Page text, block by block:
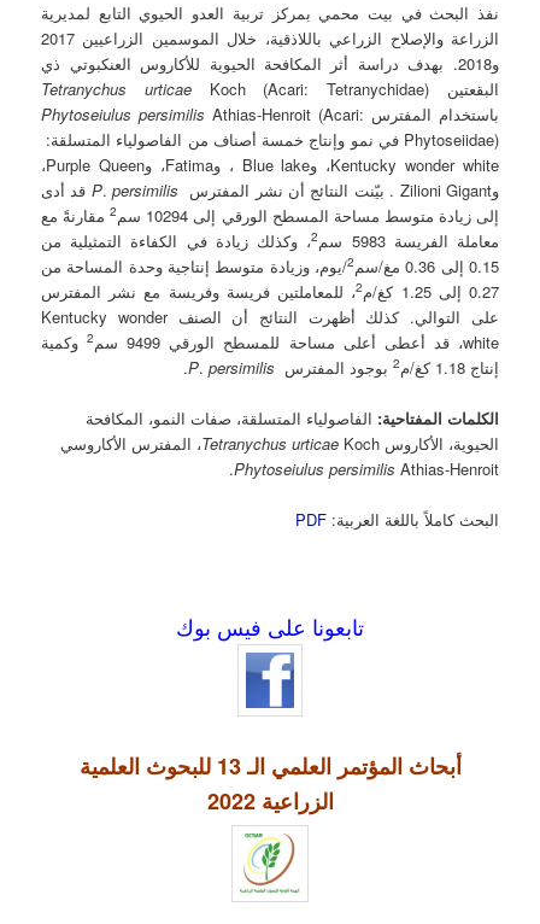
نفذ البحث في بيت محمي بمركز تربية العدو الحيوي التابع لمديرية
الزراعة والإصلاح الزراعي باللاذقية، خلال الموسمين الزراعيين 2017
و2018. بهدف دراسة أثر المكافحة الحيوية للأكاروس العنكبوتي ذي
البقعتين
Tetranychus urticaeKoch (Acari: Tetranychidae)
باستخدام المفترس
Phytoseiulus persimilis Athias-Henroit (Acari:
Phytoseiidae) في نمو وإنتاج خمسة أصناف من الفاصولياء المتسلقة:
Kentucky wonder white، وBlue lake ، وFatima، وPurple Queen،
وZilioni Gigant . بيّنت النتائج أن نشر المفترس
.persimilis
قد أدى
إلى زيادة متوسط مساحة المسطح الورقي إلى 10294 سم
2مقارنةً مع
معاملة الفريسة 5983 سم
2، وكذلك زيادة في الكفاءة التمثيلية من
0.15 إلى 0.36 مغ/سم
2/يوم، وزيادة متوسط إنتاجية وحدة المساحة من
0.27 إلى 1.25 كغ/م
2، للمعاملتين فريسة وفريسة مع نشر المفترس
على التوالي. كذلك أظهرت النتائج أن الصنف Kentucky wonder
white، قد أعطى أعلى مساحة للمسطح الورقي 9499 سم
2وكمية
إنتاج 1.18 كغ/م
2 بوجود المفترس P. persimilis
.
الكلمات المفتاحية: الفاصولياء المتسلقة، صفات النمو، المكافحة
الحيوية، الأكاروس
Tetranychus urticae Koch، المفترس الأكاروسي
Phytoseiulus persimilis Athias-Henroit.
البحث كاملاً باللغة العربية:PDF
تابعونا على فيس بوك
أبحاث المؤتمر العلمي الـ 13 للبحوث العلمية
الزراعية 2022